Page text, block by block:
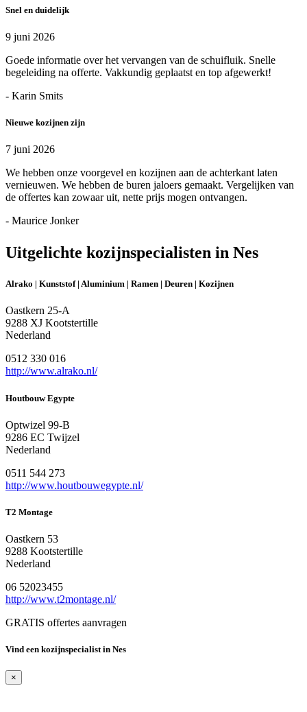
Snel en duidelijk
9 juni 2026
Goede informatie over het vervangen van de schuifluik. Snelle
begeleiding na offerte. Vakkundig geplaatst en top afgewerkt!
- Karin Smits
Nieuwe kozijnen zijn
7 juni 2026
We hebben onze voorgevel en kozijnen aan de achterkant laten
vernieuwen. We hebben de buren jaloers gemaakt. Vergelijken van
de offertes kan zowaar uit, nette prijs mogen ontvangen.
- Maurice Jonker
Uitgelichte kozijnspecialisten in Nes
Alrako | Kunststof | Aluminium | Ramen | Deuren | Kozijnen
Oastkern 25-A
9288 XJ Kootstertille
Nederland
0512 330 016
http://www.alrako.nl/
Houtbouw Egypte
Optwizel 99-B
9286 EC Twijzel
Nederland
0511 544 273
http://www.houtbouwegypte.nl/
T2 Montage
Oastkern 53
9288 Kootstertille
Nederland
06 52023455
http://www.t2montage.nl/
GRATIS offertes aanvragen
Vind een kozijnspecialist in Nes
×